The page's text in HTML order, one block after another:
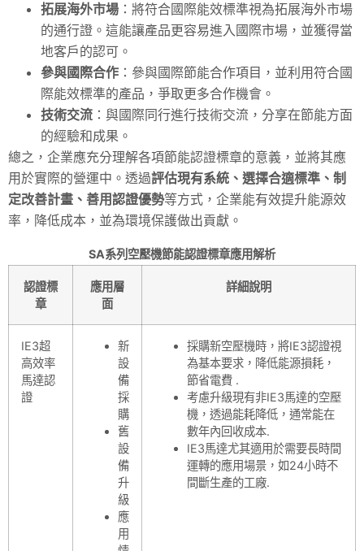
拓展海外市場 ：將符合國際能效標準視為拓展海外市場
的通行證。這能讓產品更容易進入國際市場，並獲得當
地客戶的認可。
參與國際合作 ：參與國際節能合作項目，並利用符合國
際能效標準的產品，爭取更多合作機會。
技術交流 ：與國際同行進行技術交流，分享在節能方面
的經驗和成果。
總之，企業應充分理解各項節能認證標章的意義，並將其應
用於實際的營運中。透過評估現有系統、選擇合適標準、制
定改善計畫、善用認證優勢等方式，企業能有效提升能源效
率，降低成本，並為環境保護做出貢獻。
SA系列空壓機節能認證標章應用解析
認證標
章
應用層
面
詳細說明
IE3超
高效率
馬達認
證
新
設
備
採
購
舊
設
備
升
級
應
用
採購新空壓機時，將IE3認證視
為基本要求，降低能源損耗，
節省電費 .
考慮升級現有非IE3馬達的空壓
機，透過能耗降低，通常能在
數年內回收成本.
IE3馬達尤其適用於需要長時間
運轉的應用場景，如24小時不
間斷生產的工廠.